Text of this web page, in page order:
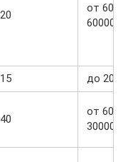
от 600
60000
до 2010
от 600
30000